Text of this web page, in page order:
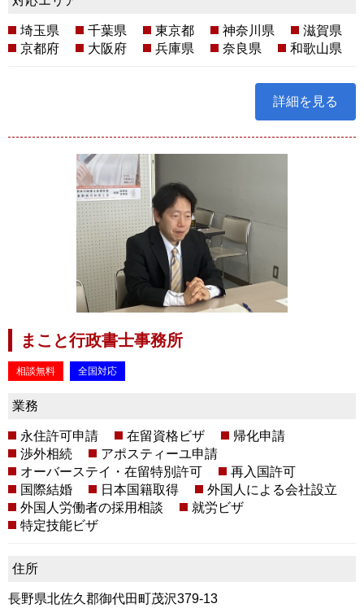
埼玉県 千葉県 東京都 神奈川県
滋賀県
京都府
大阪府 兵庫県 奈良県 和歌山県
詳細を見る
まこと行政書士事務所
相談無料 全国対応
業務
永住許可申請 在留資格ビザ
帰化申請
渉外相続
アポスティーユ申請
オーバーステイ・在留特別許可
再入国許可
国際結婚
日本国籍取得
外国人による会社設立
外国人労働者の採用相談
就労ビザ
特定技能ビザ
住所
長野県北佐久郡御代田町茂沢379-13